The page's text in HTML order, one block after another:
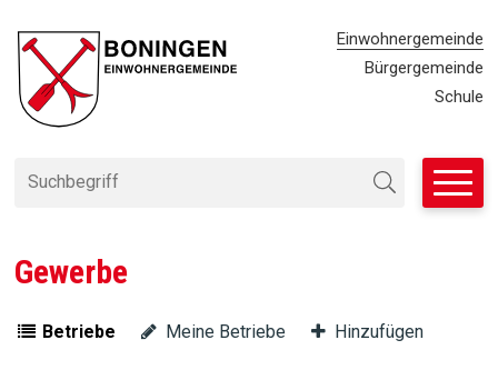
Navigieren in
Suchbegriff
Suche starten
Einwohnergemeinde
Bürgergemeinde
Schule
Gewerbe
Betriebe Meine Betriebe Hinzufügen